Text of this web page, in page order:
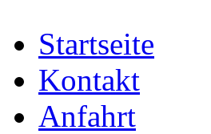
Startseite
Kontakt
Anfahrt